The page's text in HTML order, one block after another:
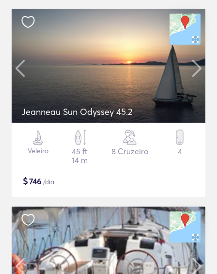
Jeanneau Sun Odyssey 45.2
Veleiro
45 ft
14 m
8 Cruzeiro 4
$746 /dia